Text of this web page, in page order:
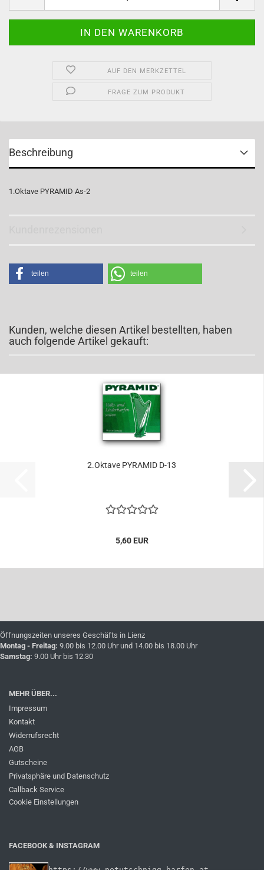
AUF DEN MERKZETTEL
FRAGE ZUM PRODUKT
Beschreibung
1.Oktave PYRAMID As-2
teilen teilen
Kunden, welche diesen Artikel bestellten, haben
auch folgende Artikel gekauft:
2.Oktave PYRAMID D-13
5,60 EUR
Öffnungszeiten unseres Geschäfts in Lienz
Montag - Freitag: 9.00 bis 12.00 Uhr und 14.00 bis 18.00 Uhr
Samstag: 9.00 Uhr bis 12.30
MEHR ÜBER...
Impressum
Kontakt
Widerrufsrecht
AGB
Gutscheine
Privatsphäre und Datenschutz
Callback Service
Cookie Einstellungen
FACEBOOK & INSTAGRAM